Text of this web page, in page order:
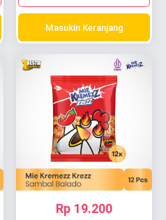
Masukin Keranjang
Rp 19.200